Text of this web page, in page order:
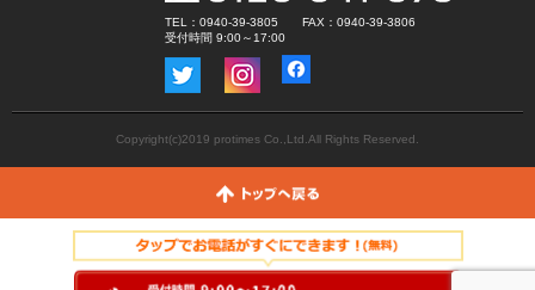
TEL：0940-39-3805 FAX：0940-39-3806
受付時間 9:00～17:00
Copyright(c)2019 protimes Co.,Ltd.All Rights Reserved.